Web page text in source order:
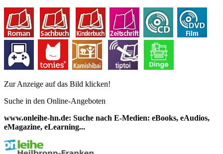
Zur Anzeige auf das Bild klicken!
Suche in den Online-Angeboten
www.onleihe-hn.de: Suche nach E-Medien: eBooks, eAudios,
eMagazine, eLearning...